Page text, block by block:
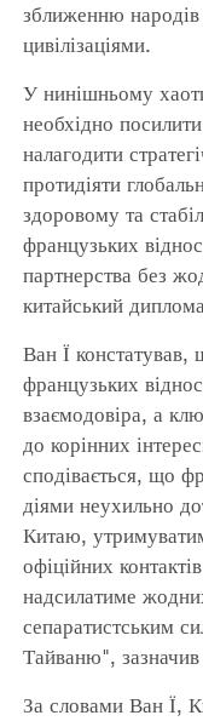
зближенню
цивілізаціями.
У нинішньому
необхідно
налагодити
протидіяти
здоровому та
французьких
партнерства без
китайський
Ван Ї
французьких
взаємодовіра, а
до корінних
сподівається, що
діями неухильно
Китаю,
офіційних
надсилатиме
сепаратистським
Тайваню", зазначив
За словами Ван Ї,